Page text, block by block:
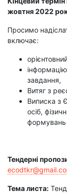
жовтня 2022
Просимо
включає:
завдання,
Витяг з
Виписка з
осіб,
формувань
Тендерні
Тема листа: